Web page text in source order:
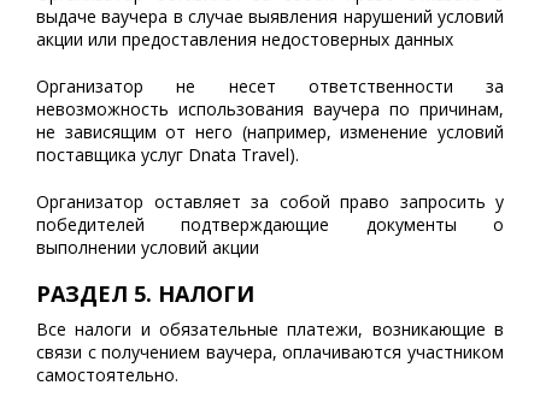
выдаче ваучера в случае выявления нарушений условий
акции или предоставления недостоверных данных
Организатор не несет ответственности за
невозможность использования ваучера по причинам,
не зависящим от него (например, изменение условий
поставщика услуг Dnata Travel).
Организатор оставляет за собой право запросить у
победителей подтверждающие документы о
выполнении условий акции
РАЗДЕЛ 5. НАЛОГИ
Все налоги и обязательные платежи, возникающие в
связи с получением ваучера, оплачиваются участником
самостоятельно.